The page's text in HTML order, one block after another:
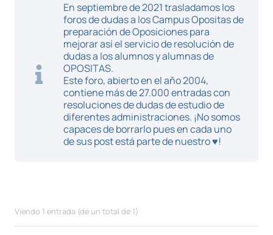
En septiembre de 2021 trasladamos los
foros de dudas a los Campus Opositas de
preparación de Oposiciones para
mejorar así el servicio de resolución de
dudas a los alumnos y alumnas de
OPOSITAS.
Este foro, abierto en el año 2004,
contiene más de 27.000 entradas con
resoluciones de dudas de estudio de
diferentes administraciones. ¡No somos
capaces de borrarlo pues en cada uno
de sus post está parte de nuestro ♥!
Viendo 1 entrada (de un total de 1)